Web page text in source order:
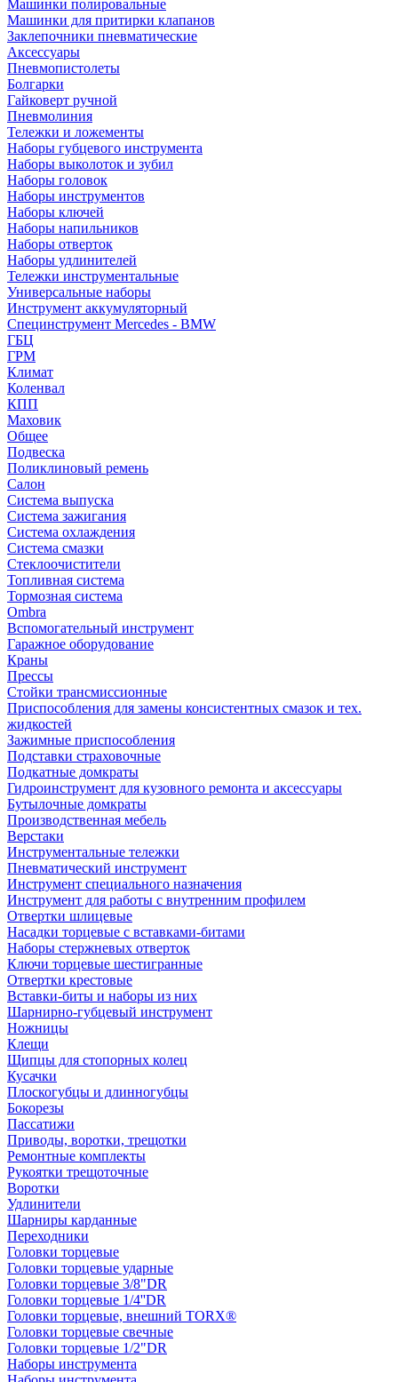
Машинки полировальные
Машинки для притирки клапанов
Заклепочники пневматические
Аксессуары
Пневмопистолеты
Болгарки
Гайковерт ручной
Пневмолиния
Тележки и ложементы
Наборы губцевого инструмента
Наборы выколоток и зубил
Наборы головок
Наборы инструментов
Наборы ключей
Наборы напильников
Наборы отверток
Наборы удлинителей
Тележки инструментальные
Универсальные наборы
Инструмент аккумуляторный
Специнструмент Mercedes - BMW
ГБЦ
ГРМ
Климат
Коленвал
КПП
Маховик
Общее
Подвеска
Поликлиновый ремень
Салон
Система выпуска
Система зажигания
Система охлаждения
Система смазки
Стеклоочистители
Топливная система
Тормозная система
Ombra
Вспомогательный инструмент
Гаражное оборудование
Краны
Прессы
Стойки трансмиссионные
Приспособления для замены консистентных смазок и тех.
жидкостей
Зажимные приспособления
Подставки страховочные
Подкатные домкраты
Гидроинструмент для кузовного ремонта и аксессуары
Бутылочные домкраты
Производственная мебель
Верстаки
Инструментальные тележки
Пневматический инструмент
Инструмент специального назначения
Инструмент для работы с внутренним профилем
Отвертки шлицевые
Насадки торцевые с вставками-битами
Наборы стержневых отверток
Ключи торцевые шестигранные
Отвертки крестовые
Вставки-биты и наборы из них
Шарнирно-губцевый инструмент
Ножницы
Клещи
Щипцы для стопорных колец
Кусачки
Плоскогубцы и длинногубцы
Бокорезы
Пассатижи
Приводы, воротки, трещотки
Ремонтные комплекты
Рукоятки трещоточные
Воротки
Удлинители
Шарниры карданные
Переходники
Головки торцевые
Головки торцевые ударные
Головки торцевые 3/8"DR
Головки торцевые 1/4''DR
Головки торцевые, внешний TORX®
Головки торцевые свечные
Головки торцевые 1/2"DR
Наборы инструмента